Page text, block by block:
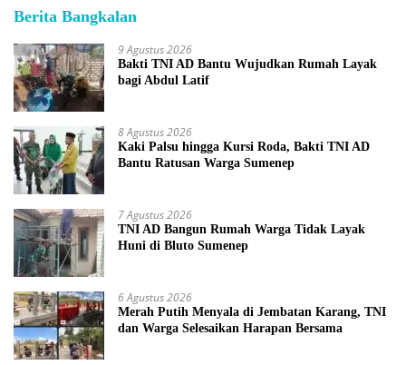
Berita Bangkalan
9 Agustus 2026
Bakti TNI AD Bantu Wujudkan Rumah Layak
bagi Abdul Latif
8 Agustus 2026
Kaki Palsu hingga Kursi Roda, Bakti TNI AD
Bantu Ratusan Warga Sumenep
7 Agustus 2026
TNI AD Bangun Rumah Warga Tidak Layak
Huni di Bluto Sumenep
6 Agustus 2026
Merah Putih Menyala di Jembatan Karang, TNI
dan Warga Selesaikan Harapan Bersama